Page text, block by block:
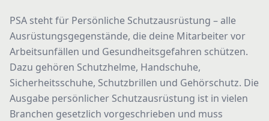
PSA steht für Persönliche Schutzausrüstung – alle
Ausrüstungsgegenstände, die deine Mitarbeiter vor
Arbeitsunfällen und Gesundheitsgefahren schützen.
Dazu gehören Schutzhelme, Handschuhe,
Sicherheitsschuhe, Schutzbrillen und Gehörschutz. Die
Ausgabe persönlicher Schutzausrüstung ist in vielen
Branchen gesetzlich vorgeschrieben und muss